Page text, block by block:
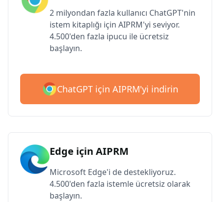
2 milyondan fazla kullanıcı ChatGPT'nin
istem kitaplığı için AIPRM'yi seviyor.
4.500'den fazla ipucu ile ücretsiz
başlayın.
ChatGPT için AIPRM'yi indirin
Edge için AIPRM
Microsoft Edge'i de destekliyoruz.
4.500'den fazla istemle ücretsiz olarak
başlayın.